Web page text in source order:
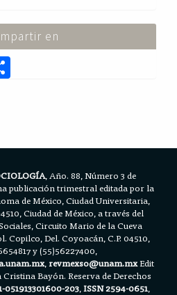
en
, Año. 88, Número 3 de
publicación trimestral editada por la
de México, Ciudad Universitaria,
Ciudad de México, a través del
Circuito Mario de la Cueva
Copilco, Del. Coyoacán, C.P. 04510,
y (55)56227400,
,revmexso@unam.mxEdit
Bayón. Reserva de Derechos
051913301600-203,ISSN 2594-0651,